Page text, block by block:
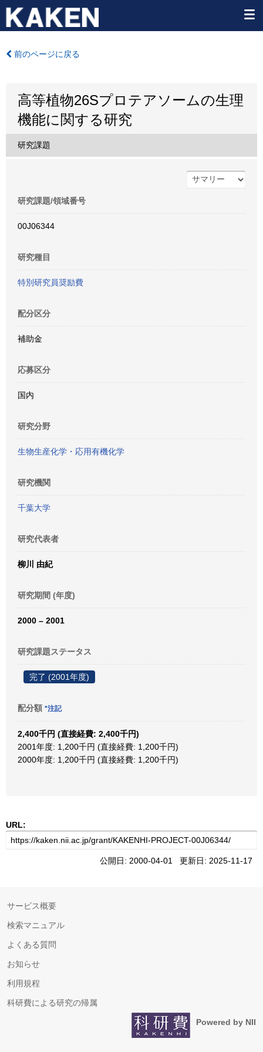
前のページに戻る
高等植物26Sプロテアソームの生理
機能に関する研究
研究課題
研究課題/領域番号
00J06344
研究種目
特別研究員奨励費
配分区分
補助金
応募区分
国内
研究分野
生物生産化学・応用有機化学
研究機関
千葉大学
研究代表者
柳川 由紀
研究期間 (年度)
2000 – 2001
研究課題ステータス
完了 (2001年度)
配分額 *注記
2,400千円 (直接経費: 2,400千円)
2001年度: 1,200千円 (直接経費: 1,200千円)
2000年度: 1,200千円 (直接経費: 1,200千円)
URL:
公開日: 2000-04-01 更新日: 2025-11-17
サービス概要
検索マニュアル
よくある質問
お知らせ
利用規程
科研費による研究の帰属
Powered by NII